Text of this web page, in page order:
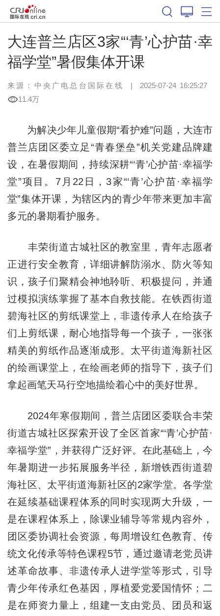
大连普兰店区3家“‘青’心护苗·幸
福学堂”暑假集体开课
来源：中央广电总台国际在线 | 2025-07-24 16:25:27
11.4万
为解决少年儿童假期“看护难”问题，大连市
普兰店团区委立足“青春堡垒”机关党建品牌建
设，在暑假期间，持续深耕“‘青’心护苗·幸福学
堂”项目。7月22日，3家“‘青’心护苗·幸福学
堂”集体开课，为辖区内的青少年带来更加丰富
多元的暑期看护服务。
丰荣街道古城社区的教室里，青年志愿者
正进行安全教育，详细讲解防溺水、防火等知
识，孩子们聚精会神地聆听、积极提问，并通
过模拟演练掌握了基本自救技能。在铁西街道
碧海社区的剪纸课堂上，非遗传承人在给孩子
们上剪纸课，耐心地指导每一个孩子，一张张
精美的剪纸作品逐渐成形。太平街道海新社区
的绘画课堂上，在绘画老师的指导下，孩子们
拿起画笔天马行空地描绘着心中的美好世界。
2024年寒假期间，普兰店团区委联合丰荣
街道古城社区探索开设了全区首家“‘青’心护苗·
幸福学堂”，并获得广泛好评。在此基础上，今
年暑期进一步拓展服务半径，新增铁西街道碧
海社区、太平街道海新社区的2家学堂。各学堂
在延续基础课程体系的同时实现两大升级，一
是在课程体系上，除课业辅导等常规内容外，
团区委协调社会资源，每周增设红色教育、传
统文化传承等特色课程5节，通过邀请老党员讲
述革命故事、非遗传承人进学堂等形式，引导
青少年传承红色基因，厚植爱党爱国情怀；二
是在师资力量上，组建一支由党员、团员和返